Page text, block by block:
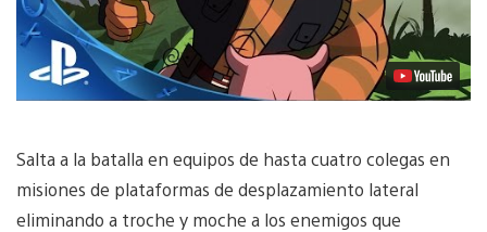
Salta a la batalla en equipos de hasta cuatro colegas en
misiones de plataformas de desplazamiento lateral
eliminando a troche y moche a los enemigos que